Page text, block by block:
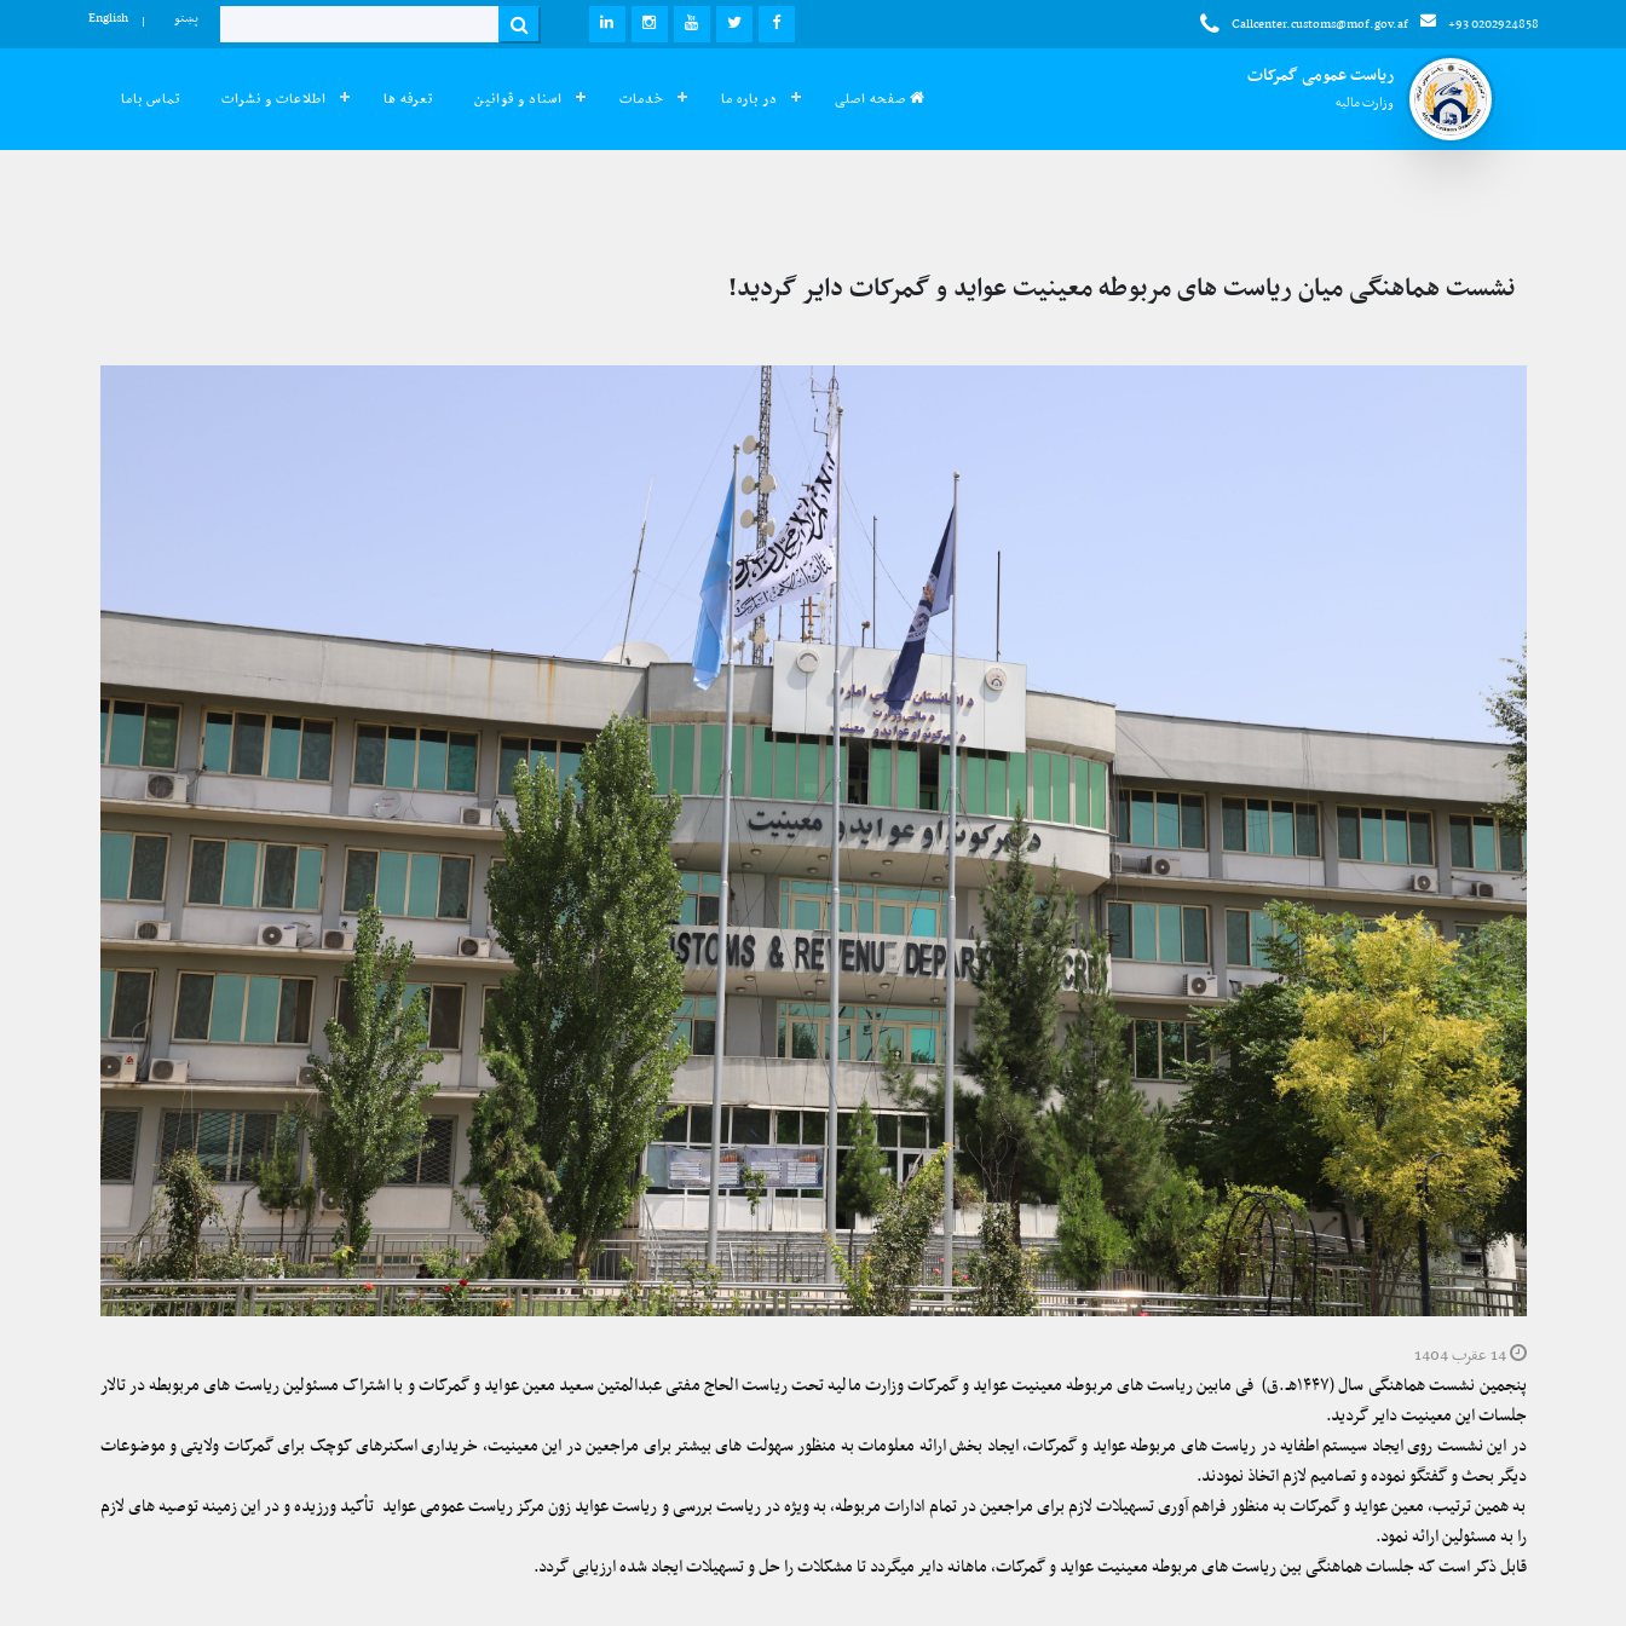
Callcenter.customs@mof.gov.af +93 0202924858
Search
پښتو English
ریاست عمومی گمرکات
وزارت مالیه صفحه اصلی در باره ما خدمات اسناد و قوانین تعرفه ها اطلاعات و نشرات تماس باما
نشست هماهنگی میان ریاست های مربوطه معینیت عواید و گمرکات دایر گردید!
14 عقرب 1404
پنجمین نشست هماهنگی سال (۱۴۴۷هـ.ق) فی مابین ریاست های مربوطه معینیت عواید و گمرکات وزارت مالیه تحت ریاست الحاج مفتی عبدالمتین سعید معین عواید و گمرکات و با اشتراک مسئولین ریاست های مربوبطه در تالار
جلسات این معینیت دایر گردید.
در این نشست روی ایجاد سیستم اطفایه در ریاست های مربوطه عواید و گمرکات، ایجاد بخش ارائه معلومات به منظور سهولت های بیشتر برای مراجعین در این معینیت، خریداری اسکنرهای کوچک برای گمرکات ولایتی و موضوعات
دیگر بحث و گفتگو نموده و تصامیم لازم اتخاذ نمودند.
به همین ترتیب، معین عواید و گمرکات به منظور فراهم آوری تسهیلات لازم برای مراجعین در تمام ادارات مربوطه، به ویژه در ریاست بررسی و ریاست عواید زون مرکز ریاست عمومی عواید تأکید ورزیده و در این زمینه توصیه های لازم
را به مسئولین ارائه نمود.
قابل ذکر است که جلسات هماهنگی بین ریاست های مربوطه معینیت عواید و گمرکات، ماهانه دایر میگردد تا مشکلات را حل و تسهیلات ایجاد شده ارزیابی گردد.